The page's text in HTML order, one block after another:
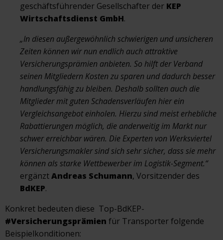
geschäftsführender Gesellschafter der KEP
Wirtschaftsdienst GmbH.
„In diesen außergewöhnlich schwierigen und unsicheren
Zeiten können wir nun endlich auch attraktive
Versicherungsprämien anbieten. So hilft der Verband
seinen Mitgliedern Kosten zu sparen und dadurch besser
handlungsfähig zu bleiben. Deshalb sollten auch die
Mitglieder mit guten Schadensverläufen hier ein
Vergleichsangebot einholen. Hierzu sind meist erhebliche
Rabattierungen möglich, die anderweitig im Markt nur
schwer erreichbar wären. Die Experten von Werksviertel
Versicherungsmakler sind sich sehr sicher, dass sie mehr
können als starke Wettbewerber im Logistik-Segment.“
ergänztAndreas Schumann, Vorsitzender des
BdKEP.
Konkret bedeuten diese Top-BdKEP-
#Versicherungsprämien für Transporter folgende
Beispielkonditionen: